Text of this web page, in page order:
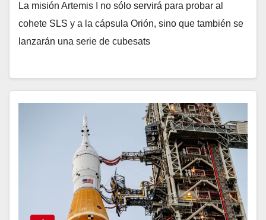
La misión Artemis I no sólo servirá para probar al
cohete SLS y a la cápsula Orión, sino que también se
lanzarán una serie de cubesats